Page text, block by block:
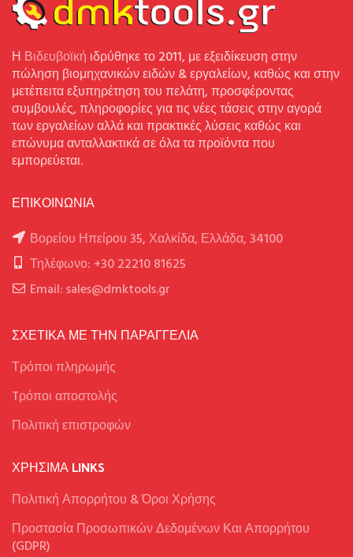
Η Βιδευβοϊκή ιδρύθηκε το 2011, με εξειδίκευση στην
πώληση βιομηχανικών ειδών & εργαλείων, καθώς και στην
μετέπειτα εξυπηρέτηση του πελάτη, προσφέροντας
συμβουλές, πληροφορίες για τις νέες τάσεις στην αγορά
των εργαλείων αλλά και πρακτικές λύσεις καθώς και
επώνυμα ανταλλακτικά σε όλα τα προϊόντα που
εμπορεύεται.
ΕΠΙΚΟΙΝΩΝΙΑ
Βορείου Ηπείρου 35, Χαλκίδα, Ελλάδα, 34100
Τηλέφωνο: +30 22210 81625
Email: sales@dmktools.gr
ΣΧΕΤΙΚΑ ΜΕ ΤΗΝ ΠΑΡΑΓΓΕΛΙΑ
Τρόποι πληρωμής
Tρόποι αποστολής
Πολιτική επιστροφών
ΧΡΉΣΙΜΑ LINKS
Πολιτική Απορρήτου & Όροι Χρήσης
Προστασία Προσωπικών Δεδομένων Και Απορρήτου
(GDPR)